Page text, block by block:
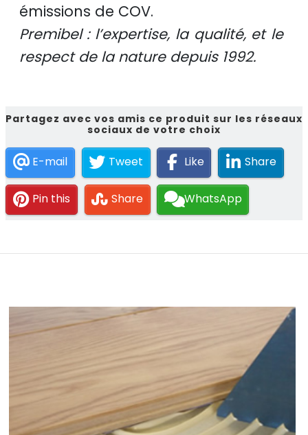
émissions de COV.
Premibel : l’expertise, la qualité, et le
respect de la nature depuis 1992.
Partagez avec vos amis ce produit sur les réseaux
sociaux de votre choix
E-mail Tweet Like Share
Pin this Share WhatsApp